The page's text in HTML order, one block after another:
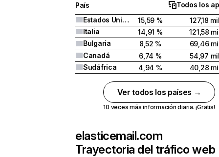
País
Todos los
Estados Unidos
15,59 %
127,18
Italia
14,91 %
121,58
Bulgaria
8,52 %
69,46
Canadá
6,74 %
54,97
Sudáfrica
4,94 % 40,28
Ver todos los países →
10 veces más información diaria. ¡Gratis!
elasticemail.com
Trayectoria del tráfico web